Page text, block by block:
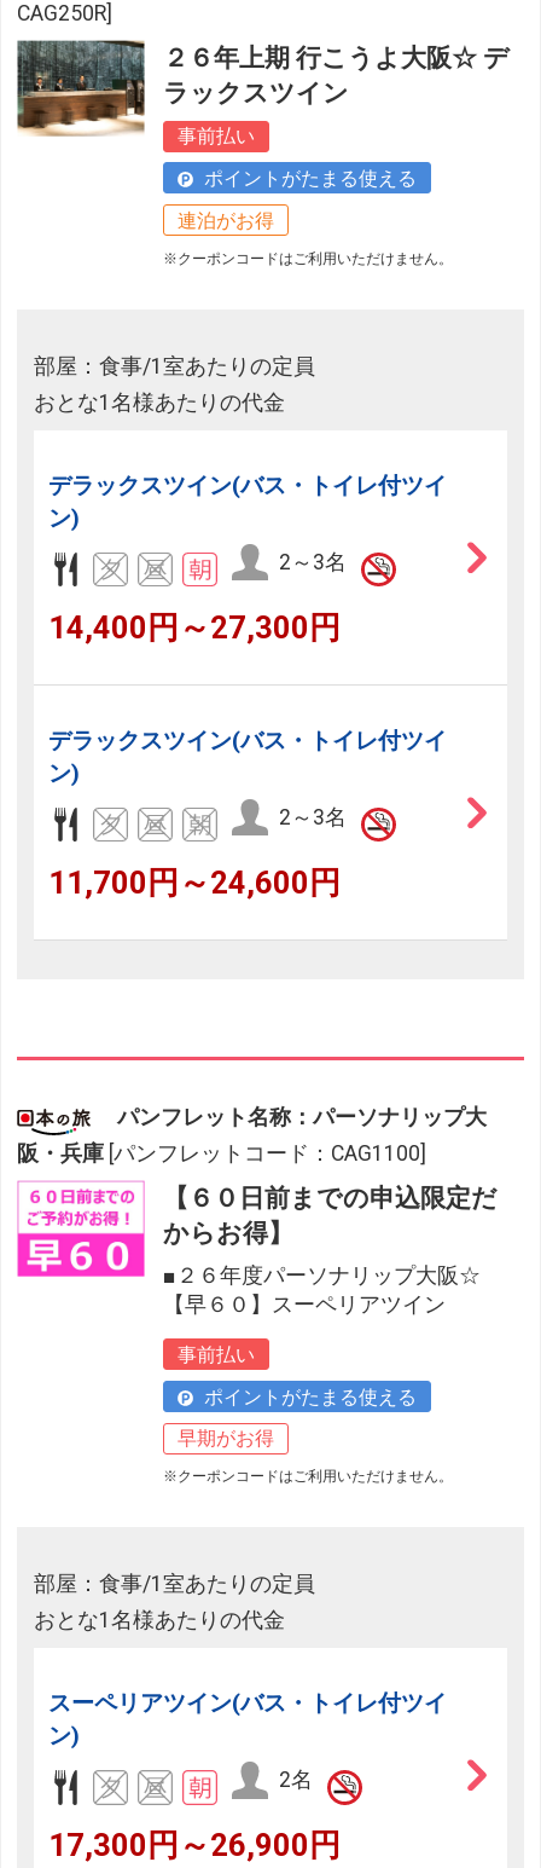
CAG250R]
２６年上期 行こうよ大阪☆ デ
ラックスツイン
事前払い
ポイントがたまる使える
連泊がお得
※クーポンコードはご利用いただけません。
部屋：食事/1室あたりの定員
おとな1名様あたりの代金
デラックスツイン(バス・トイレ付ツイ
ン)
2～3名
14,400円～27,300円
デラックスツイン(バス・トイレ付ツイ
ン)
2～3名
11,700円～24,600円
パンフレット名称：パーソナリップ大
阪・兵庫 [パンフレットコード：CAG1100]
【６０日前までの申込限定だ
からお得】
■２６年度パーソナリップ大阪☆
【早６０】スーペリアツイン
事前払い
ポイントがたまる使える
早期がお得
※クーポンコードはご利用いただけません。
部屋：食事/1室あたりの定員
おとな1名様あたりの代金
スーペリアツイン(バス・トイレ付ツイ
ン)
2名
17,300円～26,900円